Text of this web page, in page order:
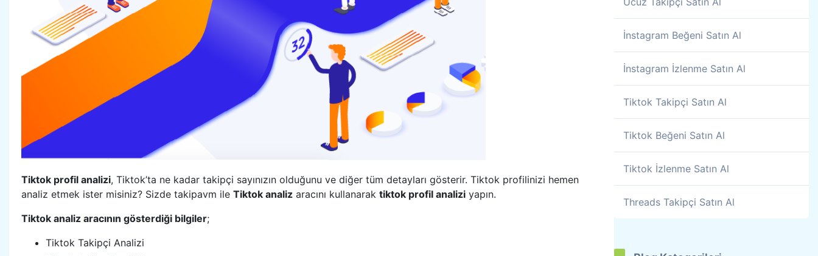
Tiktok profil analizi, Tiktok’ta ne kadar takipçi sayınızın olduğunu ve diğer tüm detayları gösterir. Tiktok profilinizi hemen
analiz etmek ister misiniz? Sizde takipavm ile Tiktok analiz aracını kullanarak tiktok profil analizi yapın.
Tiktok analiz aracının gösterdiği bilgiler;
Tiktok Takipçi Analizi
İnstagram Beğeni Satın Al
İnstagram İzlenme Satın Al
Tiktok Takipçi Satın Al
Tiktok Beğeni Satın Al
Tiktok İzlenme Satın Al
Threads Takipçi Satın Al